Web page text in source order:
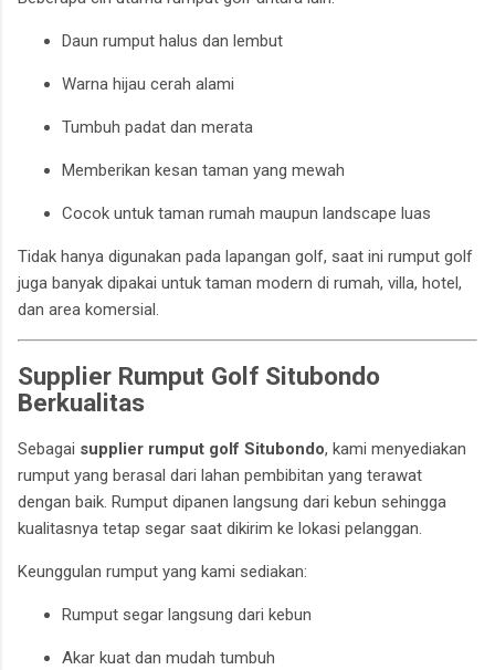
Daun rumput halus dan lembut
Warna hijau cerah alami
Tumbuh padat dan merata
Memberikan kesan taman yang mewah
Cocok untuk taman rumah maupun landscape luas
Tidak hanya digunakan pada lapangan golf, saat ini rumput golf
juga banyak dipakai untuk taman modern di rumah, villa, hotel,
dan area komersial.
Supplier Rumput Golf Situbondo
Berkualitas
Sebagai supplier rumput golf Situbondo, kami menyediakan
rumput yang berasal dari lahan pembibitan yang terawat
dengan baik. Rumput dipanen langsung dari kebun sehingga
kualitasnya tetap segar saat dikirim ke lokasi pelanggan.
Keunggulan rumput yang kami sediakan:
Rumput segar langsung dari kebun
Akar kuat dan mudah tumbuh